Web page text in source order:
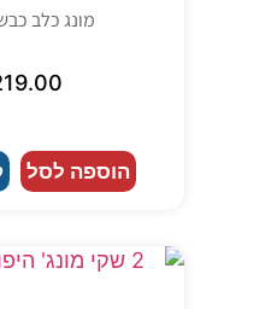
מונג כלב כבש 7.5
הוספה לסל